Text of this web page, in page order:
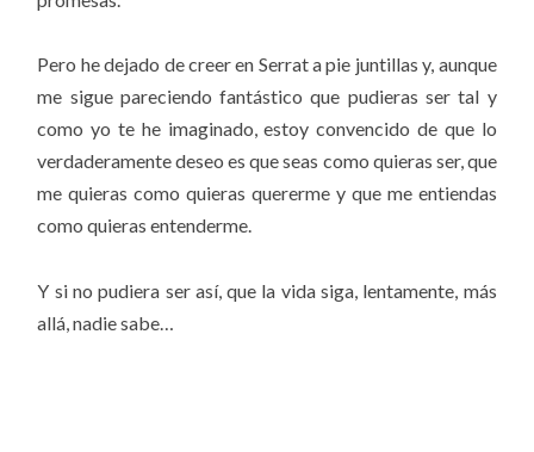
Pero he dejado de creer en Serrat a pie juntillas y, aunque
me sigue pareciendo fantástico que pudieras ser tal y
como yo te he imaginado, estoy convencido de que lo
verdaderamente deseo es que seas como quieras ser, que
me quieras como quieras quererme y que me entiendas
como quieras entenderme.
Y si no pudiera ser así, que la vida siga, lentamente, más
allá, nadie sabe…